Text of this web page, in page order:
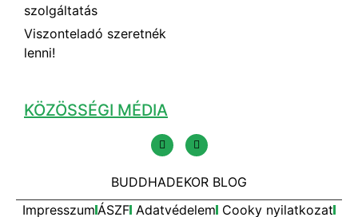
szolgáltatás
Viszonteladó szeretnék
lenni!
KÖZÖSSÉGI MÉDIA
BUDDHADEKOR BLOG
Impresszum ÁSZF Adatvédelem Cooky nyilatkozat